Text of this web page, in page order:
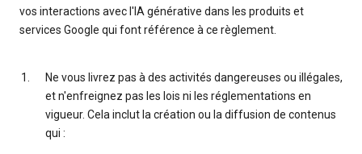
vos interactions avec l'IA générative dans les produits et
services Google qui font référence à ce règlement.
Ne vous livrez pas à des activités dangereuses ou illégales,
et n'enfreignez pas les lois ni les réglementations en
vigueur. Cela inclut la création ou la diffusion de contenus
qui :